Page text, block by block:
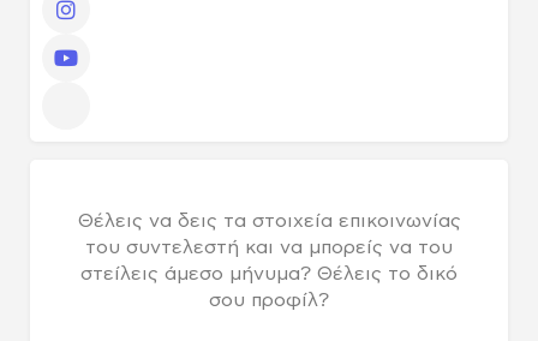
Θέλεις να δεις τα στοιχεία επικοινωνίας
του συντελεστή και να μπορείς να του
στείλεις άμεσο μήνυμα? Θέλεις το δικό
σου προφίλ?